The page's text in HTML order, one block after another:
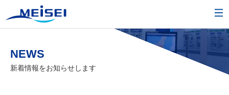
NEWS
新着情報をお知らせします